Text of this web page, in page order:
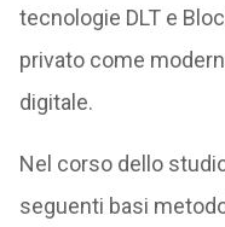
tecnologie DLT e
privato come
digitale.
Nel corso dello
seguenti basi